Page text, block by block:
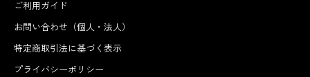
ご利用ガイド
お問い合わせ（個人・法人）
特定商取引法に基づく表示
プライバシーポリシー